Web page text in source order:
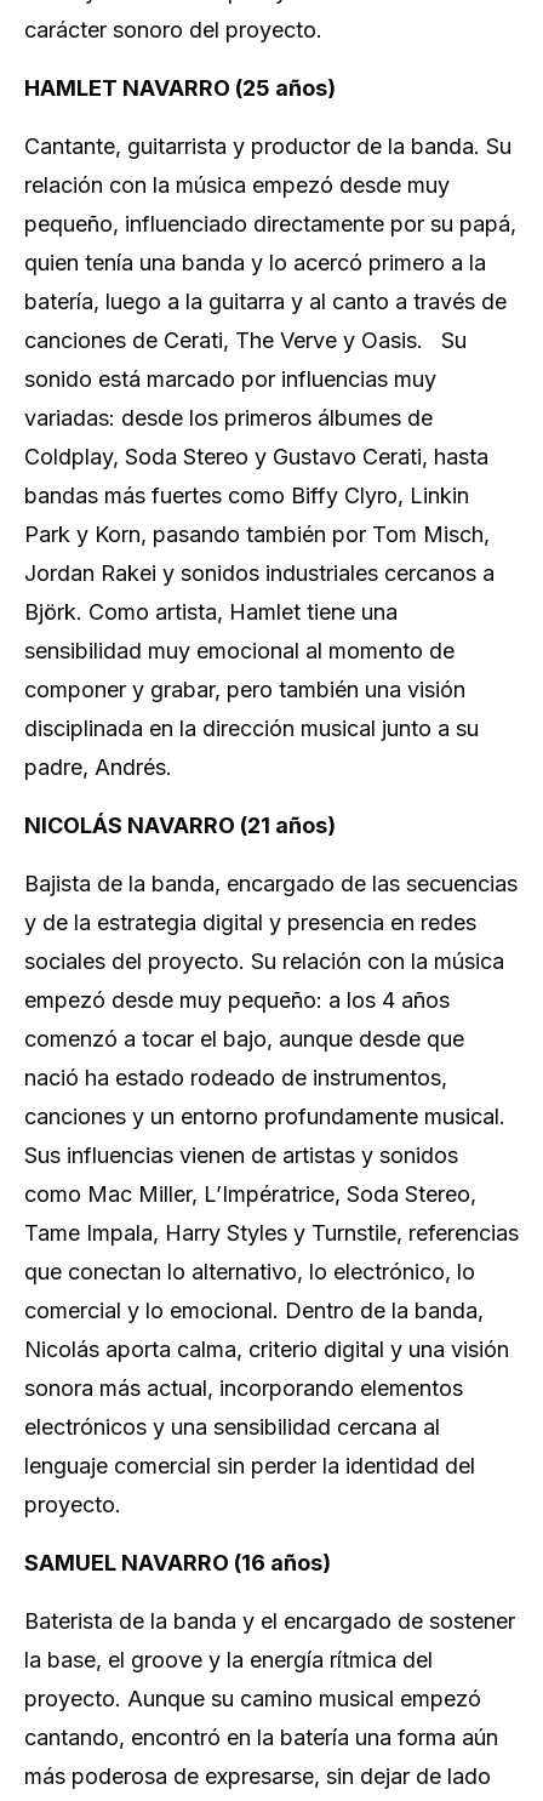
carácter sonoro del proyecto.
HAMLET NAVARRO (25 años)
Cantante, guitarrista y productor de la banda. Su
relación con la música empezó desde muy
pequeño, influenciado directamente por su papá,
quien tenía una banda y lo acercó primero a la
batería, luego a la guitarra y al canto a través de
canciones de Cerati, The Verve y Oasis. Su
sonido está marcado por influencias muy
variadas: desde los primeros álbumes de
Coldplay, Soda Stereo y Gustavo Cerati, hasta
bandas más fuertes como Biffy Clyro, Linkin
Park y Korn, pasando también por Tom Misch,
Jordan Rakei y sonidos industriales cercanos a
Björk. Como artista, Hamlet tiene una
sensibilidad muy emocional al momento de
componer y grabar, pero también una visión
disciplinada en la dirección musical junto a su
padre, Andrés.
NICOLÁS NAVARRO (21 años)
Bajista de la banda, encargado de las secuencias
y de la estrategia digital y presencia en redes
sociales del proyecto. Su relación con la música
empezó desde muy pequeño: a los 4 años
comenzó a tocar el bajo, aunque desde que
nació ha estado rodeado de instrumentos,
canciones y un entorno profundamente musical.
Sus influencias vienen de artistas y sonidos
como Mac Miller, L’Impératrice, Soda Stereo,
Tame Impala, Harry Styles y Turnstile, referencias
que conectan lo alternativo, lo electrónico, lo
comercial y lo emocional. Dentro de la banda,
Nicolás aporta calma, criterio digital y una visión
sonora más actual, incorporando elementos
electrónicos y una sensibilidad cercana al
lenguaje comercial sin perder la identidad del
proyecto.
SAMUEL NAVARRO (16 años)
Baterista de la banda y el encargado de sostener
la base, el groove y la energía rítmica del
proyecto. Aunque su camino musical empezó
cantando, encontró en la batería una forma aún
más poderosa de expresarse, sin dejar de lado